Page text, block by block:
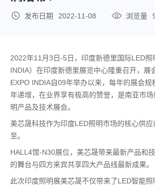
发布日期 2022-11-08 浏览量
2022年11月3日-5日，印度新德里国际LED照
INDIA）在印度新德里展览中心隆重召开，展
EXPO INDIA自09年举办以来，每年的展会规
年递增，在业界享有极高的赞誉，是南亚市
明产品及技术展会。
美芯晟科技作为印度LED照明市场的核心供
至。
HALL4馆-N30展位，美芯晟带来最新产品和
的舞台与四方来宾共享四大产品线最新成果。
此次印度照明展美芯晟不仅带来了LED智能